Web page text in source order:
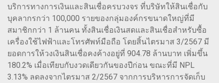
บริการทางการเงินและสินเชื่อครบวงจร ที่บริษัทให้สินเชื่อกับ
บุคลากรกว่า 100,000 รายของกลุ่มองค์กรขนาดใหญ่ที่มี
สมาชิกกว่า 1 ล้านคน ทั้งสินเชื่อเงินสดและสินเชื่อสำหรับซื้อ
เครื่องใช้ไฟฟ้าและโทรศัพท์มือถือ โดยสิ้นไตรมาส 3/2567 มี
ยอดการให้วงเงินสินเชื่อคงค้างอยู่ที่ 904.78 ล้านบาท เพิ่มขึ้น
180.2% เมื่อเทียบกับงวดเดียวกันของปีก่อน ขณะที่มี NPL
3.13% ลดลงจากไตรมาส 2/2567 จากการบริหารการจัดเก็บ